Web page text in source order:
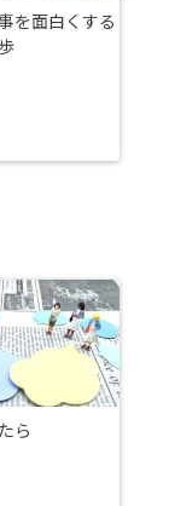
を面白くする
ら